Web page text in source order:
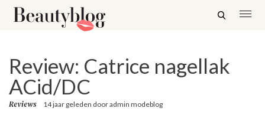
Review: Catrice nagellak
ACid/DC
Reviews 14 jaar geleden dooradmin modeblog